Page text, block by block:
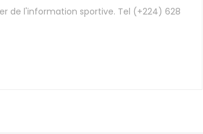
de l'information sportive. Tel (+224) 628